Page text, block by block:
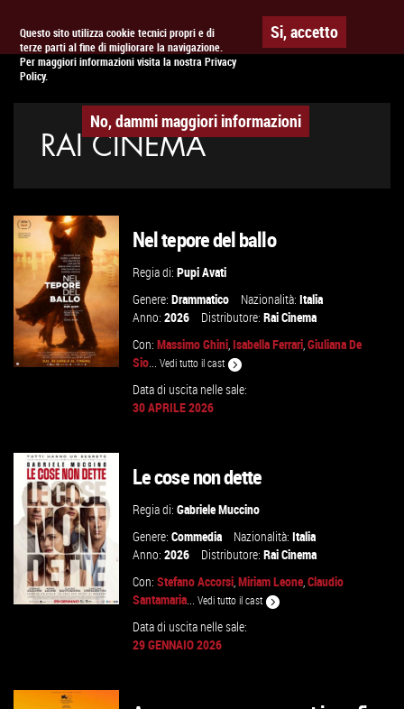
Questo sito utilizza cookie tecnici propri e di
terze parti al fine di migliorare la navigazione.
Per maggiori informazioni visita la nostra Privacy
Policy.
Si, accetto
No, dammi maggiori informazioni
APPUNTAMENTO AL CINEMA
RAI CINEMA
VAI ALLA SCHEDA
Nel tepore del ballo
Regia di:Pupi Avati
Genere:Drammatico Nazionalità:Italia
Anno:2026 Distributore:Rai Cinema
Con:Massimo Ghini,Isabella Ferrari,Giuliana De
Sio...Vedi tutto il cast
Data di uscita nelle sale:
30 APRILE 2026
Le cose non dette
Regia di:Gabriele Muccino
Genere:Commedia Nazionalità:Italia
Anno:2026 Distributore:Rai Cinema
Con:Stefano Accorsi,Miriam Leone,Claudio
Santamaria...Vedi tutto il cast
Data di uscita nelle sale:
29 GENNAIO 2026